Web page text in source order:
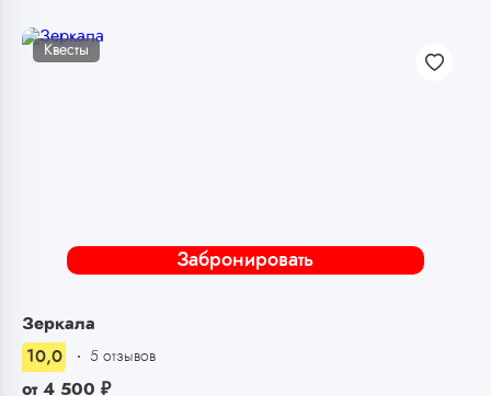
Забронировать
Квесты
Зеркала
10,0
5 отзывов
от 4 500 ₽